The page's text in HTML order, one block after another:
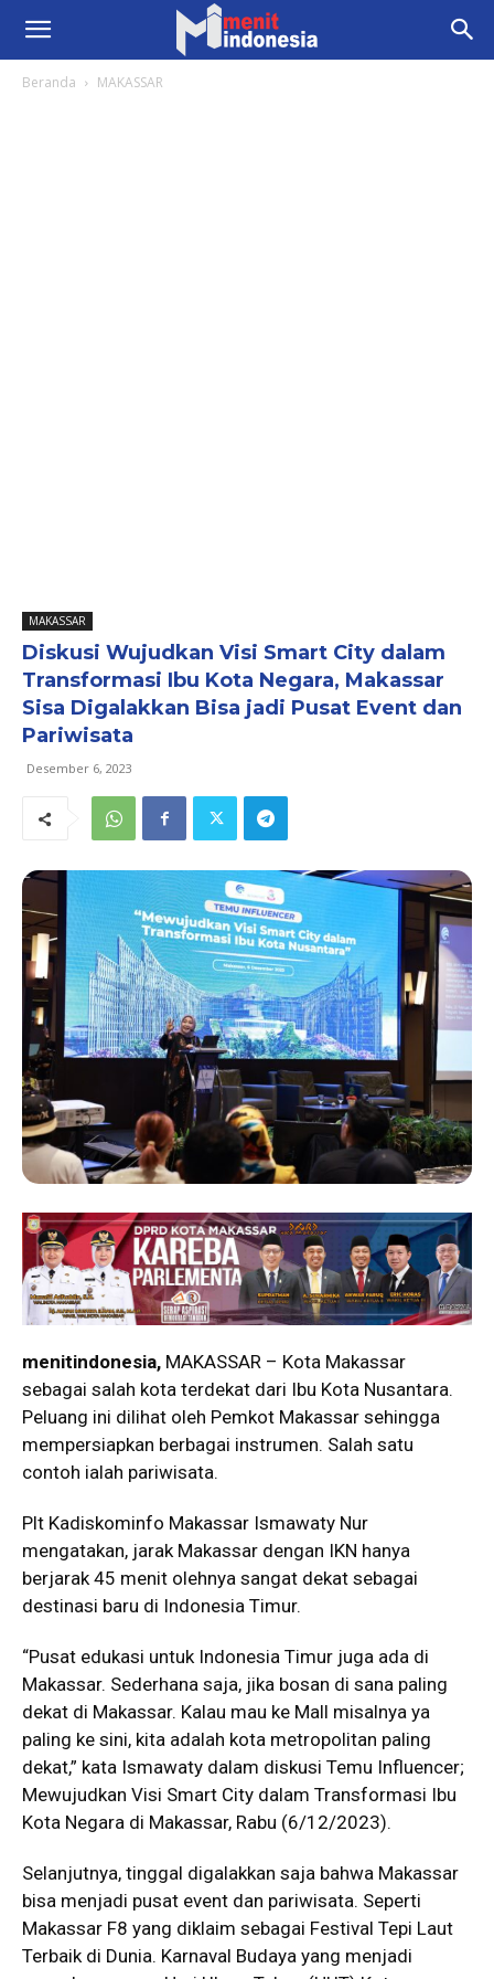
Beranda MAKASSAR
MAKASSAR
Diskusi Wujudkan Visi Smart City dalam
Transformasi Ibu Kota Negara, Makassar
Sisa Digalakkan Bisa jadi Pusat Event dan
Pariwisata
Desember 6, 2023
menitindonesia, MAKASSAR – Kota Makassar
sebagai salah kota terdekat dari Ibu Kota Nusantara.
Peluang ini dilihat oleh Pemkot Makassar sehingga
mempersiapkan berbagai instrumen. Salah satu
contoh ialah pariwisata.
Plt Kadiskominfo Makassar Ismawaty Nur
mengatakan, jarak Makassar dengan IKN hanya
berjarak 45 menit olehnya sangat dekat sebagai
destinasi baru di Indonesia Timur.
“Pusat edukasi untuk Indonesia Timur juga ada di
Makassar. Sederhana saja, jika bosan di sana paling
dekat di Makassar. Kalau mau ke Mall misalnya ya
paling ke sini, kita adalah kota metropolitan paling
dekat,” kata Ismawaty dalam diskusi Temu Influencer;
Mewujudkan Visi Smart City dalam Transformasi Ibu
Kota Negara di Makassar, Rabu (6/12/2023).
Selanjutnya, tinggal digalakkan saja bahwa Makassar
bisa menjadi pusat event dan pariwisata. Seperti
Makassar F8 yang diklaim sebagai Festival Tepi Laut
Terbaik di Dunia. Karnaval Budaya yang menjadi